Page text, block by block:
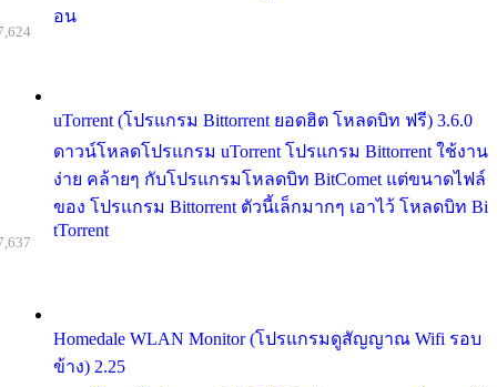
อน
uTorrent (โปรแกรม Bittorrent ยอดฮิต โหลดบิท ฟรี) 3.6.0
ดาวน์โหลดโปรแกรม uTorrent โปรแกรม Bittorrent ใช้งาน
ง่าย คล้ายๆ กับโปรแกรมโหลดบิท BitComet แต่ขนาดไฟล์
ของ โปรแกรม Bittorrent ตัวนี้เล็กมากๆ เอาไว้ โหลดบิท Bi
tTorrent
Homedale WLAN Monitor (โปรแกรมดูสัญญาณ Wifi รอบ
ข้าง) 2.25